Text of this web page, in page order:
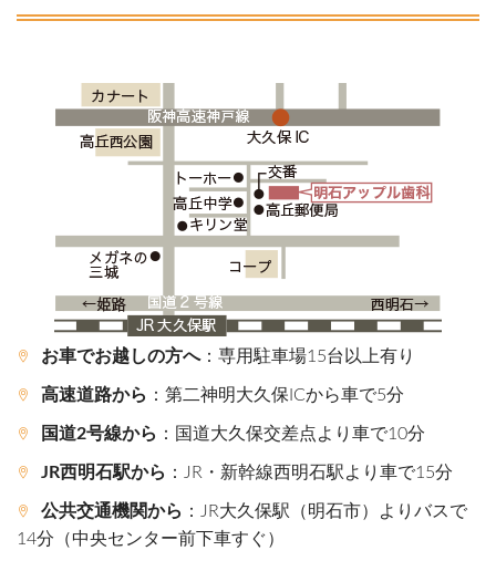
お車でお越しの方へ：専用駐車場15台以上有り
高速道路から ：第二神明大久保ICから車で5分
国道2号線から ：国道大久保交差点より車で10分
JR西明石駅から ：JR・新幹線西明石駅より車で15分
公共交通機関から ：JR大久保駅（明石市）よりバスで
14分（中央センター前下車すぐ）